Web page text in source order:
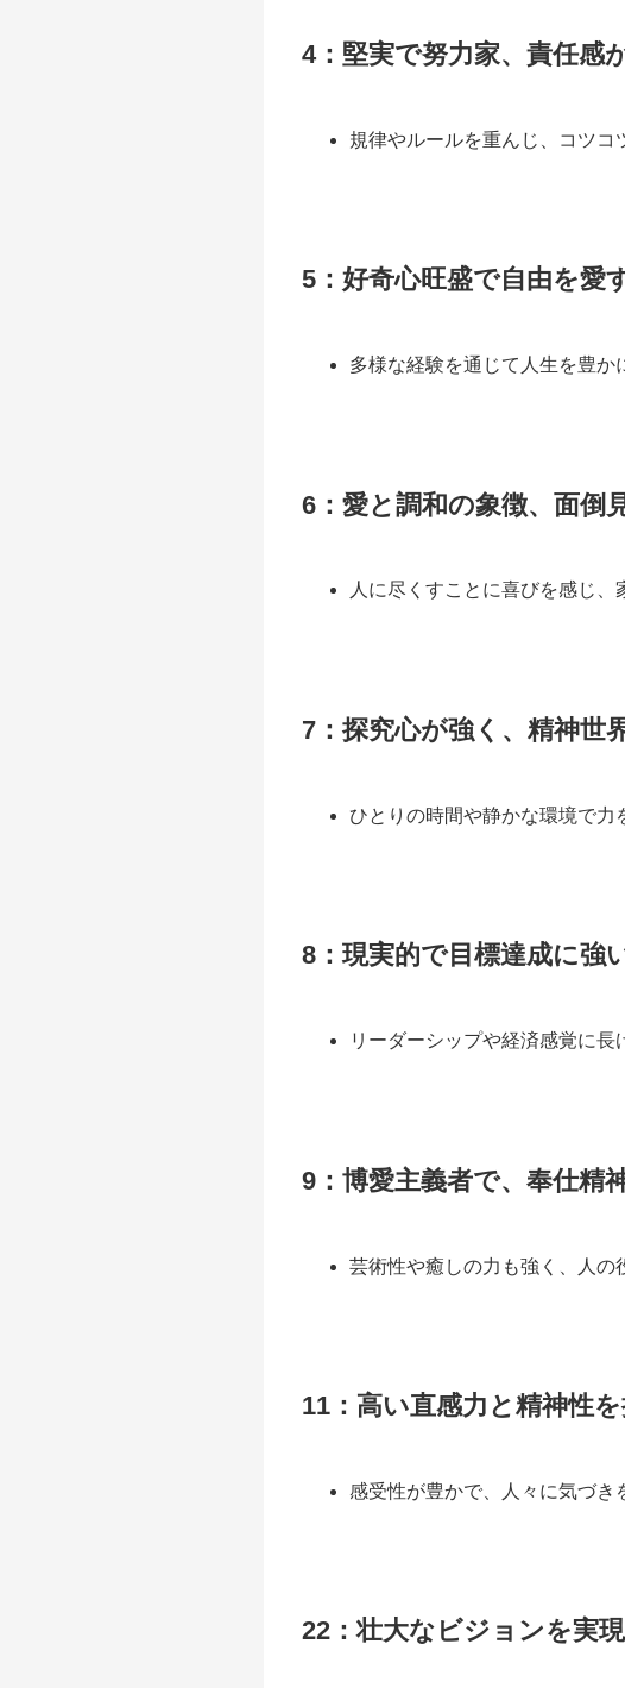
4：堅実で努力家、責任感
規律やルールを重んじ、コツ
5：好奇心旺盛で自由を愛
多様な経験を通じて人生を豊か
6：愛と調和の象徴、面倒
人に尽くすことに喜びを感じ
7：探究心が強く、精神世
ひとりの時間や静かな環境で力
8：現実的で目標達成に強
リーダーシップや経済感覚に
9：博愛主義者で、奉仕精
芸術性や癒しの力も強く、人の
11：高い直感力と精神性
感受性が豊かで、人々に気づき
22：壮大なビジョンを実